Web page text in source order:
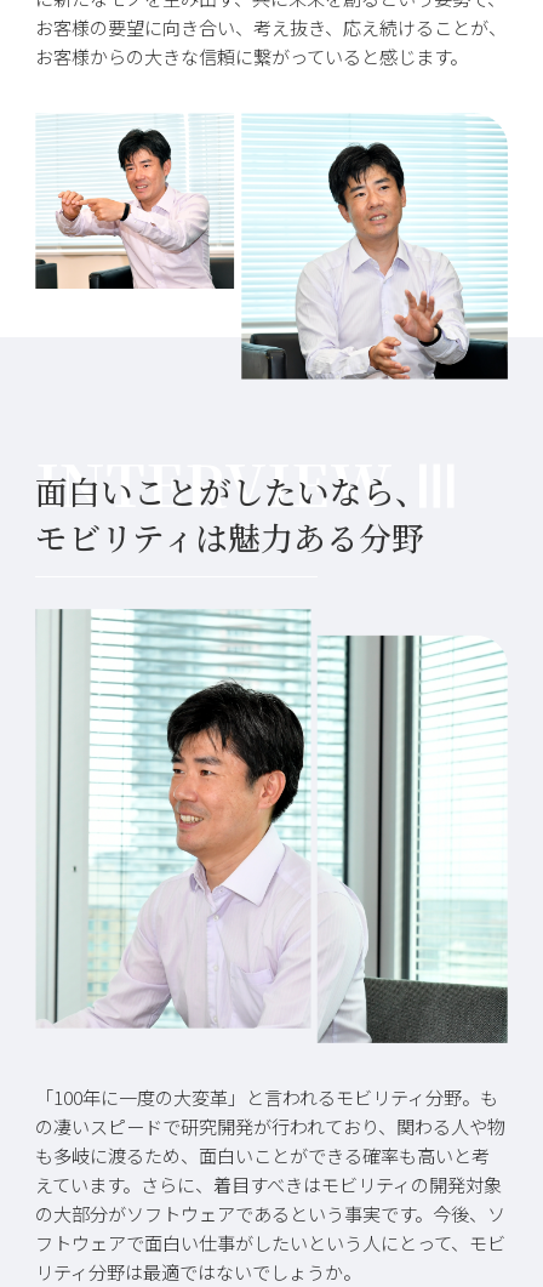
お客様の要望に向き合い、考え抜き、応え続けることが、
お客様からの大きな信頼に繋がっていると感じます。
面白いことがしたいなら、
モビリティは魅力ある分野
「100年に一度の大変革」と言われるモビリティ分野。も
の凄いスピードで研究開発が行われており、関わる人や物
も多岐に渡るため、面白いことができる確率も高いと考
えています。さらに、着目すべきはモビリティの開発対象
の大部分がソフトウェアであるという事実です。今後、ソ
フトウェアで面白い仕事がしたいという人にとって、モビ
リティ分野は最適ではないでしょうか。